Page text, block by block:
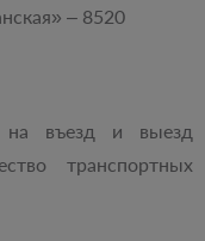
– 8520
въезд и выезд
транспортных